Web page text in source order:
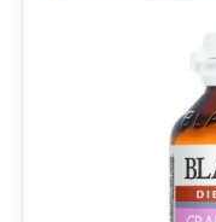
ของลูกน้อยทั้งสิ้น
เคี้ยว กลิ่นหอม ร
มากขึ้นอีกด้วย